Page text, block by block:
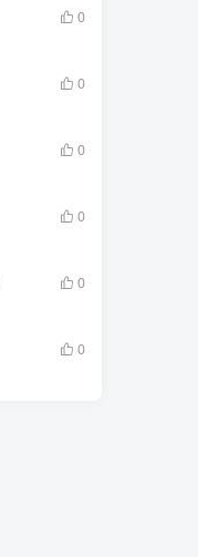
0
0
0
0
0
0